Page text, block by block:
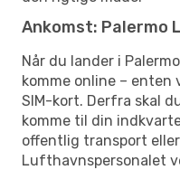
Ankomst: Palermo
Når du lander i
komme online – enten
SIM-kort. Derfra skal
komme til din
offentlig transport
Lufthavnspersonalet